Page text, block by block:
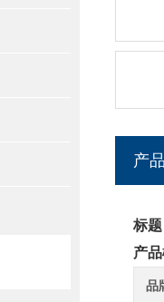
产
标
产
品